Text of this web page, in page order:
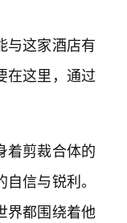
与这家酒店有
在这里，通过
着剪裁合体的
信与锐利。
界都围绕着他